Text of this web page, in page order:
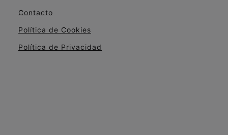
Contacto
Política de Cookies
Política de Privacidad